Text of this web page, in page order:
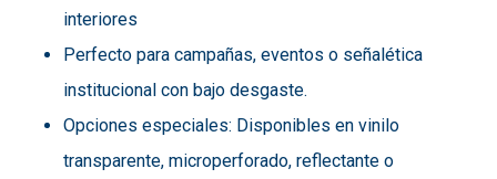
interiores
Perfecto para campañas, eventos o señalética
institucional con bajo desgaste.
Opciones especiales: Disponibles en vinilo
transparente, microperforado, reflectante o